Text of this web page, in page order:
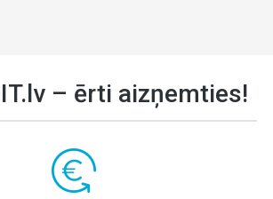
– ērti aizņemties!